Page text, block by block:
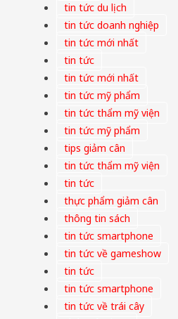
tin tức du lịch
tin tức doanh nghiệp
tin tức mới nhất
tin tức
tin tức mới nhất
tin tức mỹ phẩm
tin tức thẩm mỹ viện
tin tức mỹ phẩm
tips giảm cân
tin tức thẩm mỹ viện
tin tức
thực phẩm giảm cân
thông tin sách
tin tức smartphone
tin tức về gameshow
tin tức
tin tức smartphone
tin tức về trái cây